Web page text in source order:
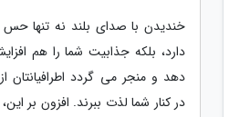
خندیدن با صدای بلند نه تنها
دارد، بلکه جذابیت شما را هم
دهد و منجر می گردد اطرافیانتان
در کنار شما لذت ببرند. افزون بر